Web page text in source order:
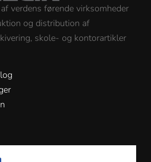
verdens førende virksomheder
og distribution af
skole- og kontorartikler